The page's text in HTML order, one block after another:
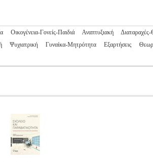
Οικογένεια-Γονείς-Παιδιά Αναπτυξιακή Διαταραχές-
Ψυχιατρική Γυναίκα-Μητρότητα Εξαρτήσεις